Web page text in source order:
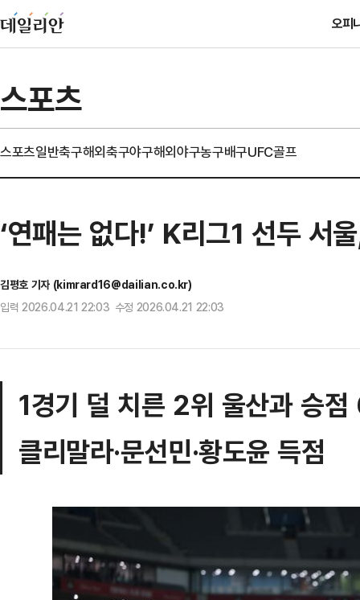
오피
스포츠
스포츠일반축구해외축구야구해외야구농구배구UFC골프
‘연패는 없다!’ K리그1 선두 서
김평호 기자 (kimrard16@dailian.co.kr)
입력 2026.04.21 22:03 수정 2026.04.21 22:03
1경기 덜 치른 2위 울산과 승
클리말라·문선민·황도윤 득점